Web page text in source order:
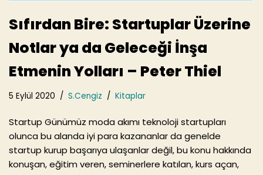
Sıfırdan Bire: Startuplar Üzerine
Notlar ya da Geleceği İnşa
Etmenin Yolları – Peter Thiel
5 Eylül 2020 S.Cengiz Kitaplar
Startup Günümüz moda akımı teknoloji startupları
olunca bu alanda iyi para kazananlar da genelde
startup kurup başarıya ulaşanlar değil, bu konu hakkında
konuşan, eğitim veren, seminerlere katılan, kurs açan,